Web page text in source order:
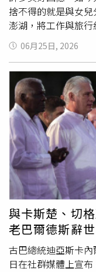
庫學者轉述，民進
了十五次。鄭麗文
對外說明處境，卻
鄭麗文也提到，日
代表中華民國國會
得好。她批評，民
瑜比較，試圖挑撥
強調，國民黨在國
果，不會被民進黨
所有外國朋友最關心
爭，後果會比俄烏
響也會比荷姆茲海
陸、朝鮮半島、南
才後悔，必須現在
速降低台海緊張對峙
對峙下的戰爭最前線
韓國、大陸東南沿海
最多、科技最進步
要能和平交流合作，
捨不得的就是與女
澎湖，將工作與旅
美食，高爾宣更是
鮮及澎湖特色XO醬
澎湖各項運動賽事
供龍蝦、花枝丸等
生報名參賽的念頭
澎湖秋季運動休閒
樂燈光節」將於9月
續四個周六於澎湖
次造訪澎湖的
對澎湖的自然景色
後還打算替自己安
旅程，也希望能把
追風音樂燈光節」
期間連續四個周六於
加碼一場演出，共計
集16組人氣與實力
仲、周湯豪、玖壹壹
06月25日, 2026
與卡斯楚、切
老巴爾德斯辭
古巴總統迪亞斯卡
日在社群媒體上宣